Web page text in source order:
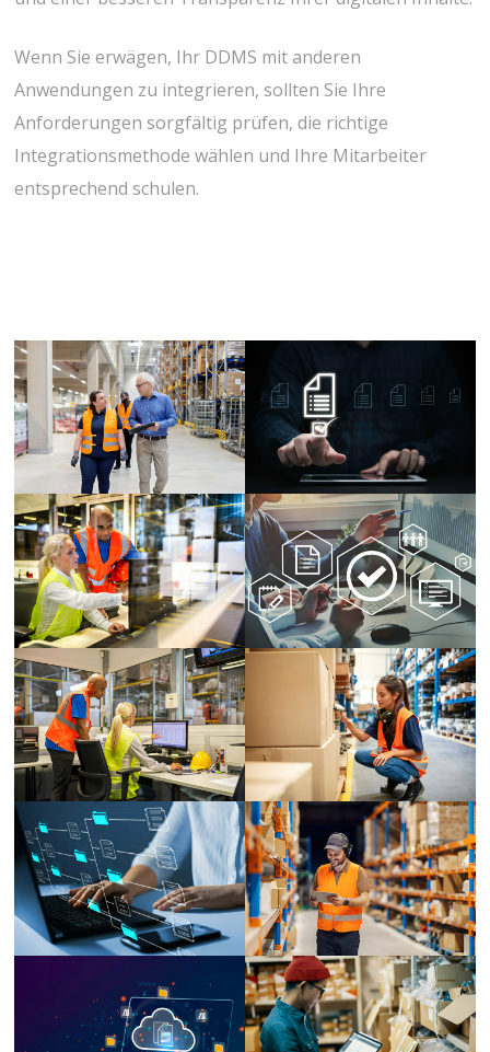
Wenn Sie erwägen, Ihr DDMS mit anderen
Anwendungen zu integrieren, sollten Sie Ihre
Anforderungen sorgfältig prüfen, die richtige
Integrationsmethode wählen und Ihre Mitarbeiter
entsprechend schulen.